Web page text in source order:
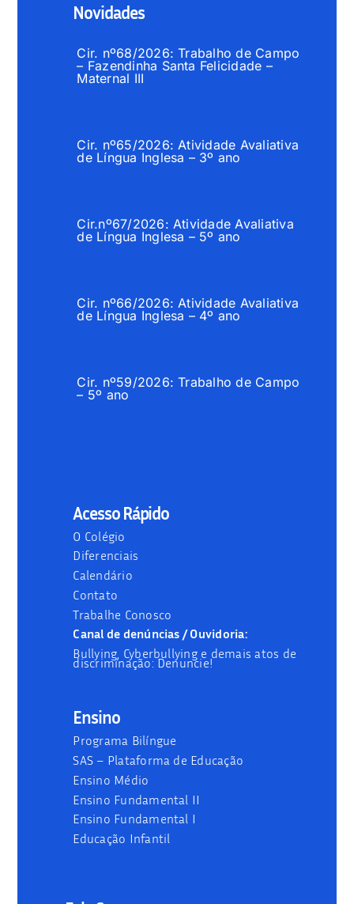
Novidades
Cir. nº68/2026: Trabalho de Campo
– Fazendinha Santa Felicidade –
Maternal III
Cir. nº65/2026: Atividade Avaliativa
de Língua Inglesa – 3º ano
Cir.nº67/2026: Atividade Avaliativa
de Língua Inglesa – 5º ano
Cir. nº66/2026: Atividade Avaliativa
de Língua Inglesa – 4º ano
Cir. nº59/2026: Trabalho de Campo
– 5º ano
Acesso Rápido
O Colégio
Diferenciais
Calendário
Contato
Trabalhe Conosco
Canal de denúncias / Ouvidoria:
Bullying, Cyberbullying e demais atos de
discriminação: Denuncie!
Ensino
Programa Bilíngue
SAS – Plataforma de Educação
Ensino Médio
Ensino Fundamental II
Ensino Fundamental I
Educação Infantil